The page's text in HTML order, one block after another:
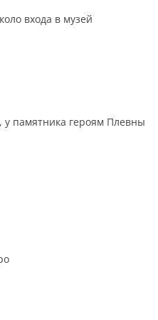
входа в музей
памятника героям Плевны